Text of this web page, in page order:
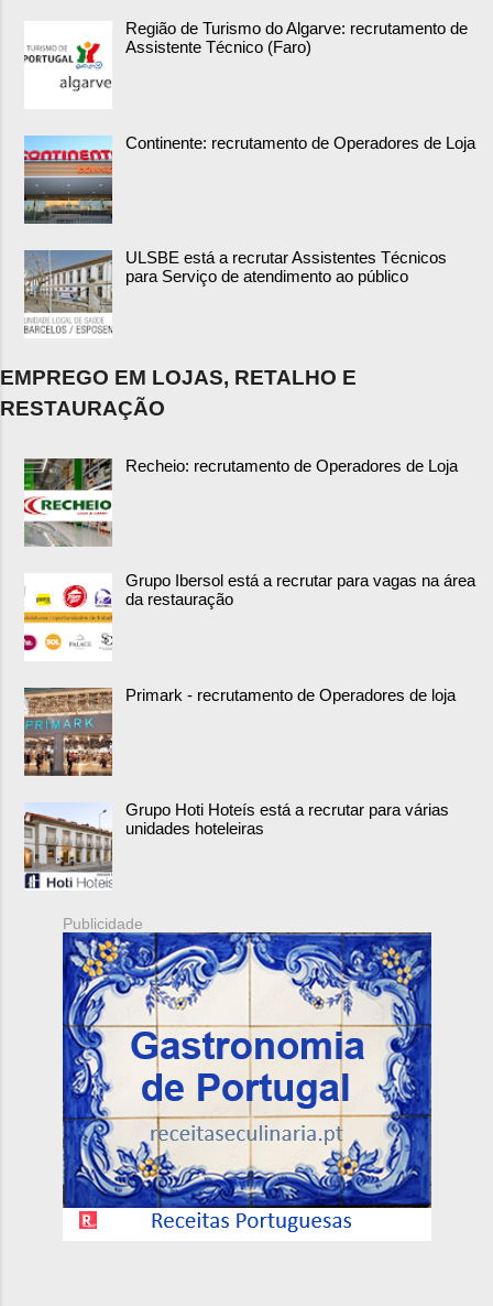
Região de Turismo do Algarve: recrutamento de
Assistente Técnico (Faro)
Continente: recrutamento de Operadores de Loja
ULSBE está a recrutar Assistentes Técnicos
para Serviço de atendimento ao público
EMPREGO EM LOJAS, RETALHO E
RESTAURAÇÃO
Recheio: recrutamento de Operadores de Loja
Grupo Ibersol está a recrutar para vagas na área
da restauração
Primark - recrutamento de Operadores de loja
Grupo Hoti Hoteís está a recrutar para várias
unidades hoteleiras
Publicidade